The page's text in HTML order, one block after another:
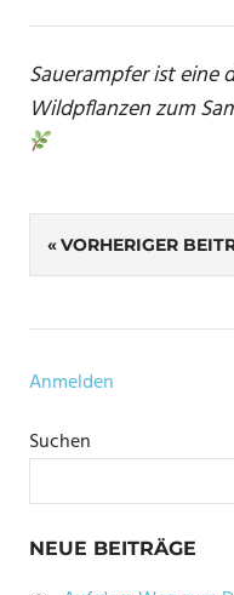
Sauerampfer ist eine
Wildpflanzen zum
SCHLAGWÖRTER
BLUTREINIGUNG
WILDKRÄUTER
FRÜHLINGSKRÄUTER
GRÜNE
HEILPFLANZE
VORHERIGER
Anmelden
Suchen
NEUE BEITRÄGE